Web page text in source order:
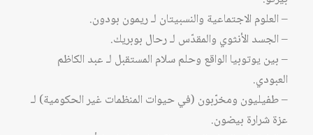
– العلوم الاجتماعية والنسبيتان لـ ريمون بودون.
– الجسد الأنثوي والمقدّس لـ رحال بوبريك.
– بين يوتوبيا الواقع وحلم سلام المستقبل لـ عبد الكاظم
العبودي.
– طفيليون ومخرّبون (في حيوات المنظمات غير الحكومية) لـ
عزة شرارة بيضون.